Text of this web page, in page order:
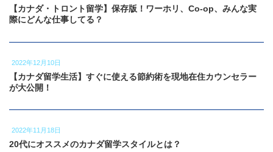
【カナダ・トロント留学】保存版！ワーホリ、Co-op、みんな実
際にどんな仕事してる？
2022年12月10日
【カナダ留学生活】すぐに使える節約術を現地在住カウンセラー
が大公開！
2022年11月18日
20代にオススメのカナダ留学スタイルとは？